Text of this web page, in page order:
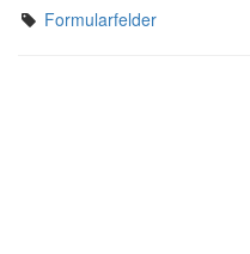
Formularfelder